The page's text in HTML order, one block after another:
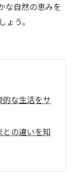
な自然の恵みを
う。
な生活をサ
の違いを知
った簡単レ